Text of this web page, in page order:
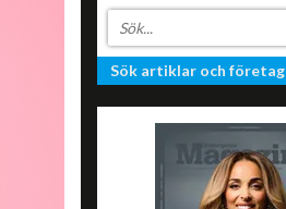
Sök artiklar och företag